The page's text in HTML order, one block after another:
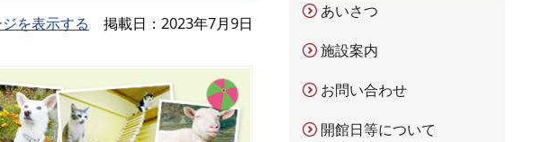
を表示する 掲載日 2023年7月9日
あいさつ
施設案内
お問い合わせ
開館日等について